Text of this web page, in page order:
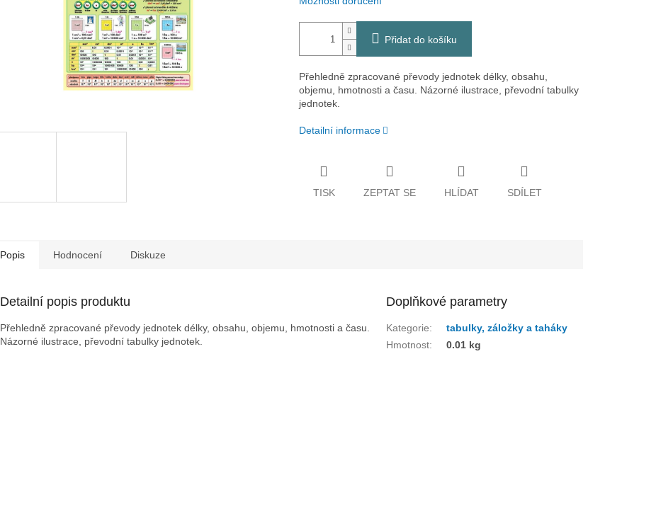
Přidat do košíku
Přehledně zpracované převody jednotek délky, obsahu,
objemu, hmotnosti a času. Názorné ilustrace, převodní tabulky
jednotek.
Detailní informace
TISK ZEPTAT SE HLÍDAT SDÍLET
Popis Hodnocení Diskuze
Detailní popis produktu
Přehledně zpracované převody jednotek délky, obsahu, objemu, hmotnosti a času.
Názorné ilustrace, převodní tabulky jednotek.
Doplňkové parametry
Kategorie:
tabulky, záložky a taháky
Hmotnost: 0.01 kg